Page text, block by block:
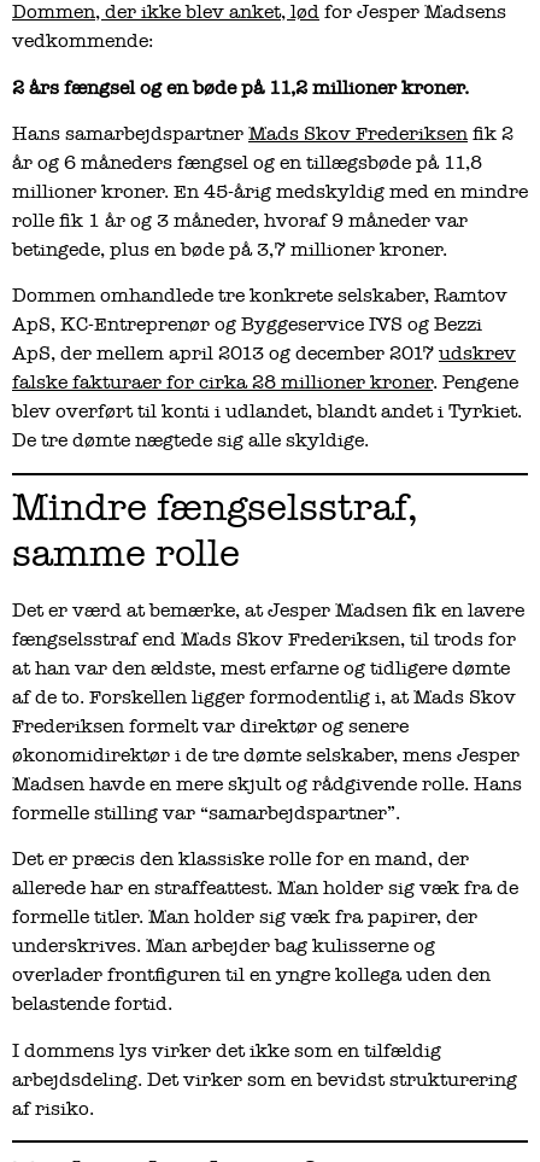
Dommen, der ikke blev anket, lød for Jesper Madsens
vedkommende:
2 års fængsel og en bøde på 11,2 millioner kroner.
Hans samarbejdspartner Mads Skov Frederiksen fik 2
år og 6 måneders fængsel og en tillægsbøde på 11,8
millioner kroner. En 45-årig medskyldig med en mindre
rolle fik 1 år og 3 måneder, hvoraf 9 måneder var
betingede, plus en bøde på 3,7 millioner kroner.
Dommen omhandlede tre konkrete selskaber, Ramtov
ApS, KC-Entreprenør og Byggeservice IVS og Bezzi
ApS, der mellem april 2013 og december 2017 udskrev
falske fakturaer for cirka 28 millioner kroner. Pengene
blev overført til konti i udlandet, blandt andet i Tyrkiet.
De tre dømte nægtede sig alle skyldige.
Mindre fængselsstraf,
samme rolle
Det er værd at bemærke, at Jesper Madsen fik en lavere
fængselsstraf end Mads Skov Frederiksen, til trods for
at han var den ældste, mest erfarne og tidligere dømte
af de to. Forskellen ligger formodentlig i, at Mads Skov
Frederiksen formelt var direktør og senere
økonomidirektør i de tre dømte selskaber, mens Jesper
Madsen havde en mere skjult og rådgivende rolle. Hans
formelle stilling var “samarbejdspartner”.
Det er præcis den klassiske rolle for en mand, der
allerede har en straffeattest. Man holder sig væk fra de
formelle titler. Man holder sig væk fra papirer, der
underskrives. Man arbejder bag kulisserne og
overlader frontfiguren til en yngre kollega uden den
belastende fortid.
I dommens lys virker det ikke som en tilfældig
arbejdsdeling. Det virker som en bevidst strukturering
af risiko.